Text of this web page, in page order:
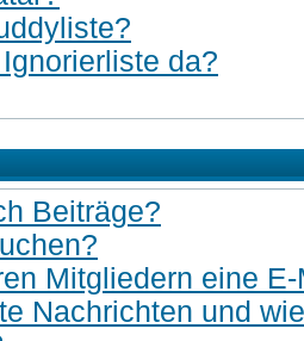
da?
Beiträge?
Mitgliedern eine
Nachrichten und